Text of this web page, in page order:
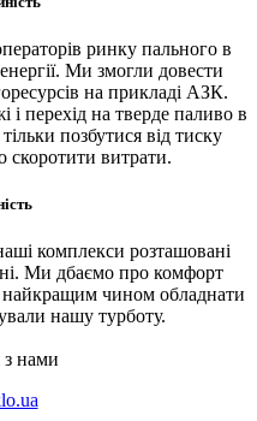
ринку пального в
Ми змогли довести
на прикладі АЗК.
перехід на тверде паливо в
позбутися від тиску
скоротити витрати.
комплекси розташовані
Ми дбаємо про комфорт
найкращим чином обладнати
нашу турботу.
з нами